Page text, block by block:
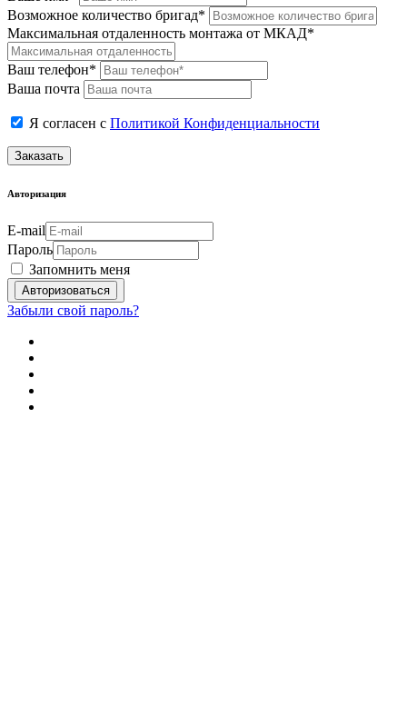
Возможное количество бригад*
Максимальная отдаленность монтажа от МКАД*
Ваш телефон*
Ваша почта
Я согласен с Политикой Конфиденциальности
Заказать
Авторизация
E-mail
Пароль
Запомнить меня
Забыли свой пароль?